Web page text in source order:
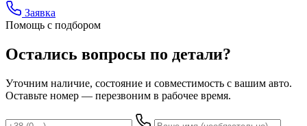
Заявка
Помощь с подбором
Остались вопросы по детали?
Уточним наличие, состояние и совместимость с вашим авто.
Оставьте номер — перезвоним в рабочее время.